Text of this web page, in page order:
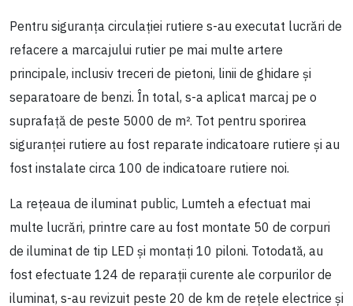
Pentru siguranța circulației rutiere s-au executat lucrări de
refacere a marcajului rutier pe mai multe artere
principale, inclusiv treceri de pietoni, linii de ghidare și
separatoare de benzi. În total, s-a aplicat marcaj pe o
suprafață de peste 5000 de m². Tot pentru sporirea
siguranței rutiere au fost reparate indicatoare rutiere și au
fost instalate circa 100 de indicatoare rutiere noi.
La rețeaua de iluminat public, Lumteh a efectuat mai
multe lucrări, printre care au fost montate 50 de corpuri
de iluminat de tip LED și montați 10 piloni. Totodată, au
fost efectuate 124 de reparații curente ale corpurilor de
iluminat, s-au revizuit peste 20 de km de rețele electrice și